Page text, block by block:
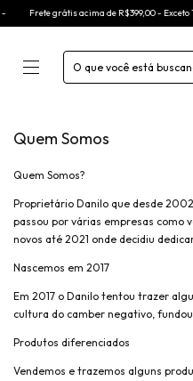
Frete grátis acima de R$399,00 - Exceto
Quem Somos
Quem Somos?
Proprietário Danilo que desde
passou por várias empresas como
novos até 2021 onde decidiu
Nascemos em 2017
Em 2017 o Danilo tentou trazer
cultura do camber negativo,
Produtos diferenciados
Vendemos e trazemos alguns